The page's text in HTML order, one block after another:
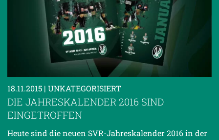
18.11.2015 | UNKATEGORISIERT
DIE JAHRESKALENDER 2016 SIND
EINGETROFFEN
Heute sind die neuen SVR-Jahreskalender 2016 in der